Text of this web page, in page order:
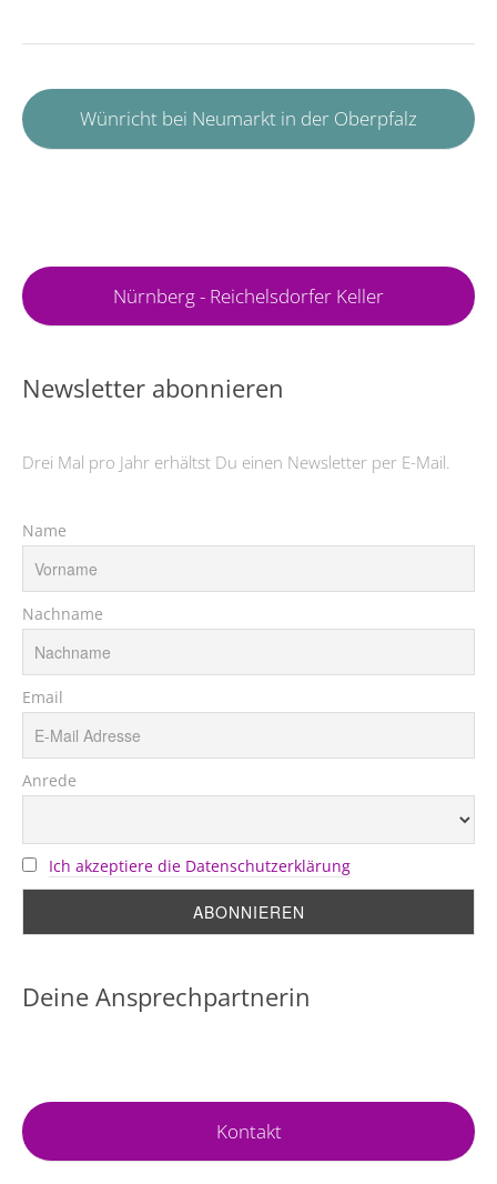
Wünricht bei Neumarkt in der Oberpfalz
Nürnberg - Reichelsdorfer Keller
Newsletter abonnieren
Drei Mal pro Jahr erhältst Du einen Newsletter per E-Mail.
Name
Nachname
Email
Anrede
Ich akzeptiere die Datenschutzerklärung
Deine Ansprechpartnerin
Kontakt